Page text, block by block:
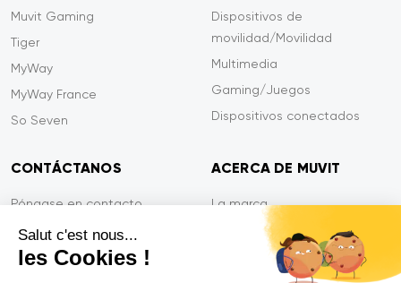
Salut c'est nous...
les Cookies !
Muvit Gaming
Tiger
MyWay
MyWay France
So Seven
Dispositivos de
movilidad/Movilidad
Multimedia
Gaming/Juegos
Dispositivos conectados
CONTÁCTANOS
Póngase en contacto
Pago seguro
Eficiencia en el servicio
ACERCA DE MUVIT
La marca
Sala de prensa
Privacidad